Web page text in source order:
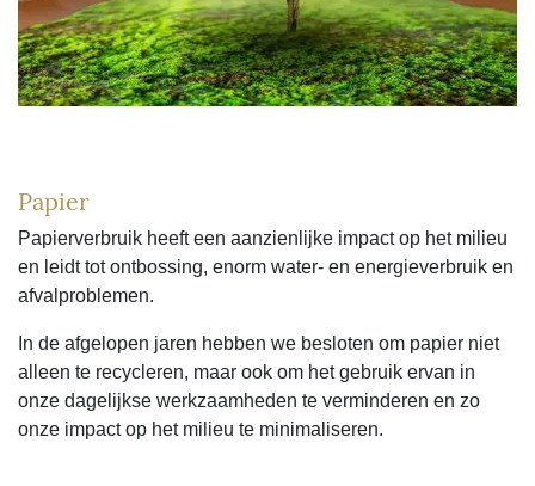
Papier
Papierverbruik heeft een aanzienlijke impact op het milieu
en leidt tot ontbossing, enorm water- en energieverbruik en
afvalproblemen.
In de afgelopen jaren hebben we besloten om papier niet
alleen te recycleren, maar ook om het gebruik ervan in
onze dagelijkse werkzaamheden te verminderen en zo
onze impact op het milieu te minimaliseren.